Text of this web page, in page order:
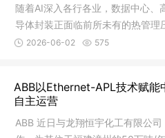
随着AI深入各行各业，数据中心、
导体封装正面临前所未有的热管理
费品解决方案全球战略市场总监楚
EX TAIPEI展会，会重点呈现
为AI数据中心与先进半导体封装两
方案，协助产业伙伴应对相关技术
2026-06-02 575
ABB以Ethernet-APL技术赋能
自主运营
ABB 近日与龙翔恒宇化工有限公